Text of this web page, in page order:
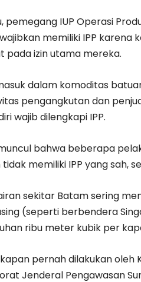
pemegang IUP Operasi
memiliki IPP
pada izin utama mereka.
dalam komoditas
pengangkutan dan
wajib dilengkapi IPP.
bahwa beberapa
memiliki IPP yang sah,
sekitar Batam sering
(seperti berbendera
ribu meter kubik per
pernah dilakukan oleh
Jenderal Pengawasan